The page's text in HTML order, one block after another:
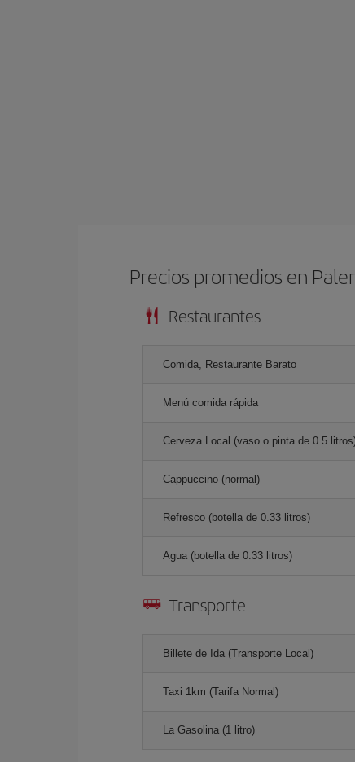
Precios promedios en
Restaurantes
Comida, Restaurante Barato
Menú comida rápida
Cerveza Local (vaso o pinta de 0.5
Cappuccino (normal)
Refresco (botella de 0.33 litros)
Agua (botella de 0.33 litros)
Transporte
Billete de Ida (Transporte Local)
Taxi 1km (Tarifa Normal)
La Gasolina (1 litro)